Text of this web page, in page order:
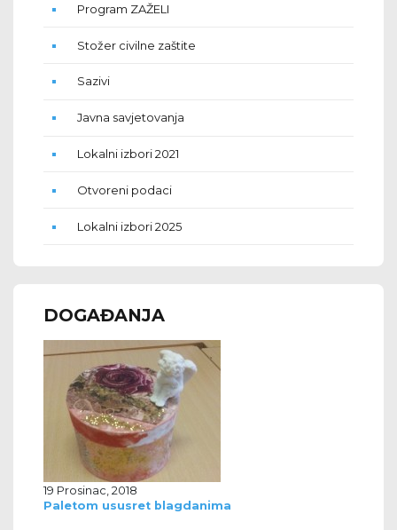
Program ZAŽELI
Stožer civilne zaštite
Sazivi
Javna savjetovanja
Lokalni izbori 2021
Otvoreni podaci
Lokalni izbori 2025
DOGAĐANJA
19 Prosinac, 2018
Paletom ususret blagdanima